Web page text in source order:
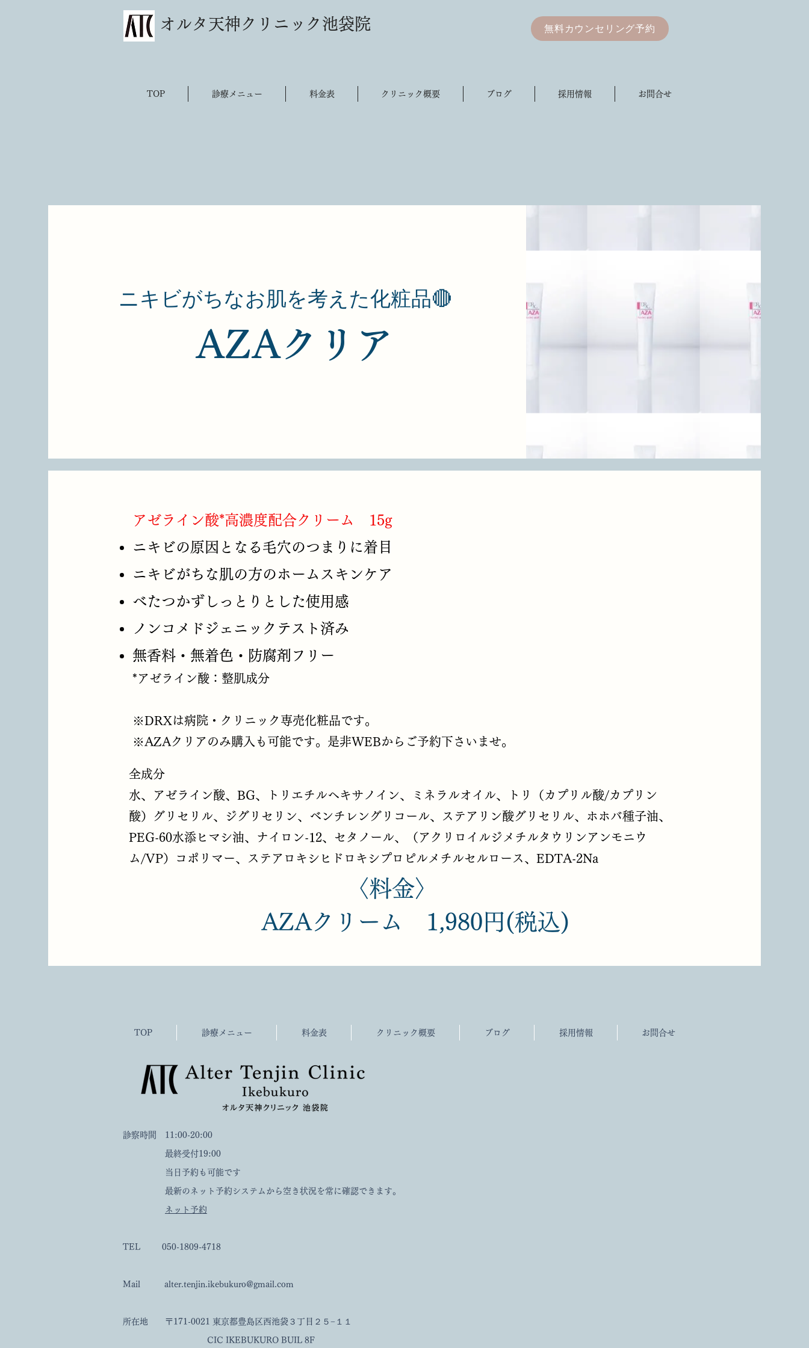
​オルタ天神クリニック池袋院 無料カウンセリング予約
TOP 診療メニュー 料金表 クリニック概要 ブログ 採用情報 お問合せ
ニキビがちなお肌を考えた化粧品🔴
AZAクリア
アゼライン酸*高濃度配合クリーム 15g
ニキビの原因となる毛穴のつまりに着目
ニキビがちな肌の方のホームスキンケア
べたつかずしっとりとした使用感
ノンコメドジェニックテスト済み
無香料・無着色・防腐剤フリー
*アゼライン酸：整肌成分
※DRXは病院・クリニック専売化粧品です。
※AZAクリアのみ購入も可能です。是非WEBからご予約下さいませ。
全成分
水、アゼライン酸、BG、トリエチルヘキサノイン、ミネラルオイル、トリ（カプリル酸/カプリン
酸）グリセリル、ジグリセリン、ベンチレングリコール、ステアリン酸グリセリル、ホホバ種子油、
PEG-60水添ヒマシ油、ナイロン-12、セタノール、（アクリロイルジメチルタウリンアンモニウ
ム/VP）コポリマー、ステアロキシヒドロキシプロピルメチルセルロース、EDTA-2Na
​〈料金〉
AZAクリーム 1,980円(税込)
TOP 診療メニュー 料金表 クリニック概要 ブログ 採用情報 お問合せ
診察時間 11:00-20:00
最終受付19:00
当日予約も可能です
最新のネット予約システムから空き状況を常に確認できます。
ネット予約
TEL 050-1809-4718
Mail alter.tenjin.ikebukuro@gmail.com
所在地 〒171-0021 東京都豊島区西池袋３丁目２５−１１
CIC IKEBUKURO BUIL 8F